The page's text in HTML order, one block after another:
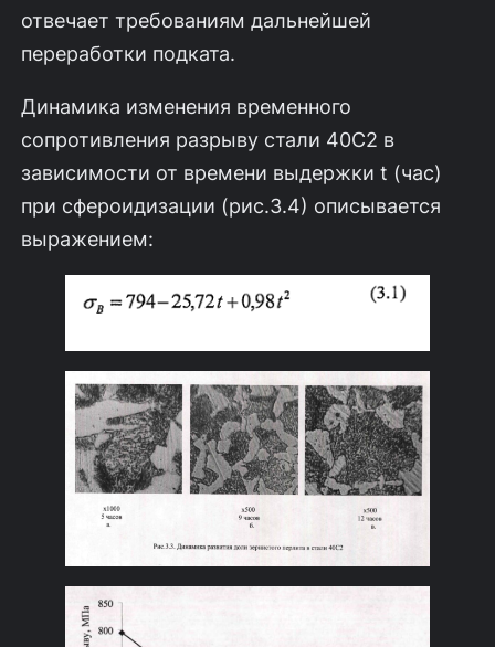
отвечает требованиям дальнейшей
переработки подката.
Динамика изменения временного
сопротивления разрыву стали 40С2 в
зависимости от времени выдержки t (час)
при сфероидизации (рис.3.4) описывается
выражением: